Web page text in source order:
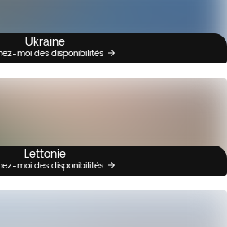
Ukraine
moi des disponibilités
Lettonie
moi des disponibilités